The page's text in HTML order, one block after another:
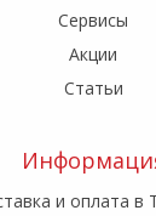
Сервисы
Акции
Статьи
и оплата в